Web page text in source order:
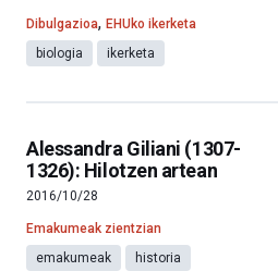
Dibulgazioa, EHUko ikerketa
biologia
ikerketa
Alessandra Giliani (1307-
1326): Hilotzen artean
2016/10/28
Emakumeak zientzian
emakumeak
historia